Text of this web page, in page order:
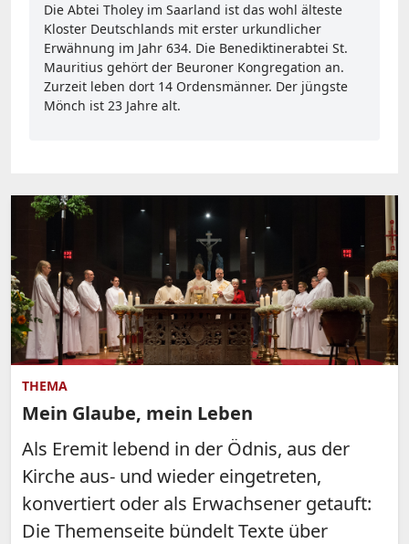
Die Abtei Tholey im Saarland ist das wohl älteste
Kloster Deutschlands mit erster urkundlicher
Erwähnung im Jahr 634. Die Benediktinerabtei St.
Mauritius gehört der Beuroner Kongregation an.
Zurzeit leben dort 14 Ordensmänner. Der jüngste
Mönch ist 23 Jahre alt.
THEMA
Mein Glaube, mein Leben
Als Eremit lebend in der Ödnis, aus der
Kirche aus- und wieder eingetreten,
konvertiert oder als Erwachsener getauft:
Die Themenseite bündelt Texte über